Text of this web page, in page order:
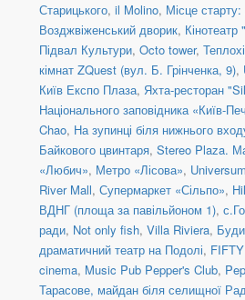
Старицького, il Molino, Місце
Возджвіженський дворик,
Підвал Культури, Octo tower,
кімнат ZQuest (вул. Б. Грінченка, 9),
Київ Експо Плаза, Яхта-ресторан
Національного заповідника «Київ-
Chao, На зупинці біля нижнього
Байкового цвинтаря, Stereo Plaza.
«Любич», Метро «Лісова»,
River Mall, Супермаркет «Сільпо»,
ВДНГ (площа за павільйоном 1),
ради, Not only fish, Villa Riviera,
драматичний театр на Подолі,
cinema, Music Pub Pepper's Club,
Тарасове, майдан біля селищної